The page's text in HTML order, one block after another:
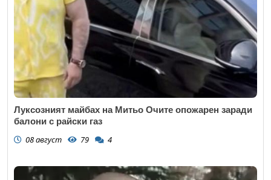
Луксозният майбах на Митьо Очите опожарен заради
балони с райски газ
08 август 79 4